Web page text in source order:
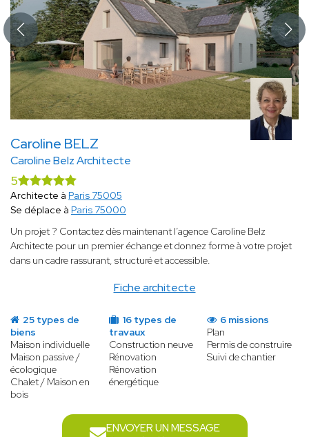
Caroline BELZ
Caroline Belz Architecte
Fiche architecte
5
Architecte à Paris 75005
Se déplace à Paris 75000
Un projet ? Contactez dès maintenant l’agence Caroline Belz
Architecte pour un premier échange et donnez forme à votre projet
dans un cadre rassurant, structuré et accessible.
25 types de
biens
Maison individuelle
Maison passive /
écologique
Chalet / Maison en
bois
16 types de
travaux
Construction neuve
Rénovation
Rénovation
énergétique
6 missions
Plan
Permis de construire
Suivi de chantier
ENVOYER UN MESSAGE